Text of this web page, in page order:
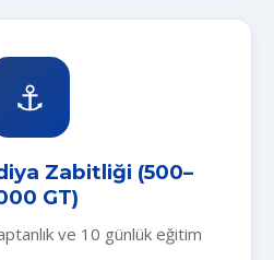
⚓
Zabitliği (500–
GT)
ve 10 günlük eğitim